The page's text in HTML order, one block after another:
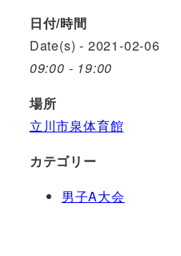
日付/時間
Date(s) - 2021-02-06
09:00 - 19:00
場所
立川市泉体育館
カテゴリー
男子A大会